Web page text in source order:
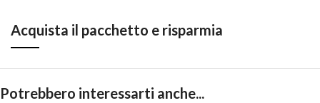
Acquista il pacchetto e risparmia
Potrebbero interessarti anche...